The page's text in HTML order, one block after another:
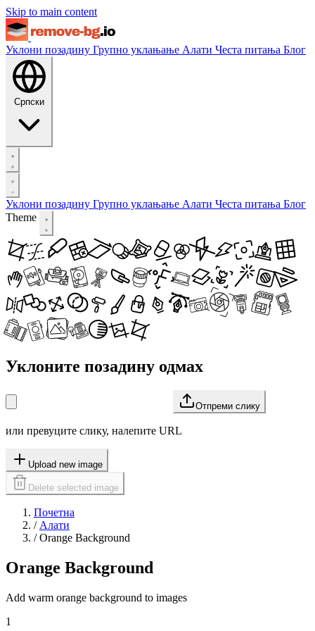
Skip to main content
Уклони позадину Групно уклањање Алати Честа питања Блог
Српски
Уклони позадину Групно уклањање Алати Честа питања Блог
Theme
Уклоните позадину одмах
Отпреми слику
или превуците слику, налепите URL
Upload new image
Delete selected image
Почетна
/ Алати
/ Orange Background
Orange Background
Add warm orange background to images
1